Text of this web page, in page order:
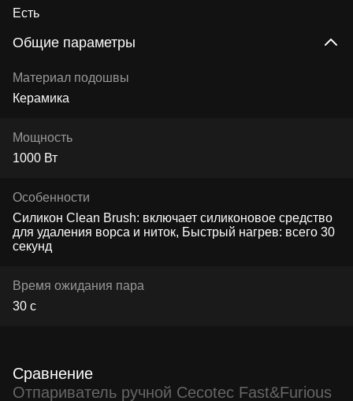
Есть
Общие параметры
Материал подошвы
Керамика
Мощность
1000 Вт
Особенности
Силикон Clean Brush: включает силиконовое средство
для удаления ворса и ниток, Быстрый нагрев: всего 30
секунд
Время ожидания пара
30 с
Сравнение
Отпариватель ручной Cecotec Fast&Furious